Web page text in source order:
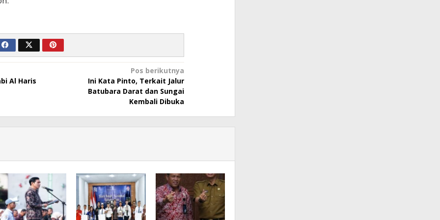
Al Haris
Pos berikutnya
Ini Kata Pinto, Terkait Jalur
Batubara Darat dan Sungai
Kembali Dibuka